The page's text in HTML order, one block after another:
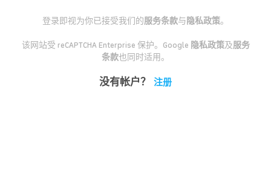
登录即视为你已接受我们的服务条款与隐私政策。
该网站受 reCAPTCHA Enterprise 保护。Google 隐私政策及服务
条款也同时适用。
没有帐户？ 注册